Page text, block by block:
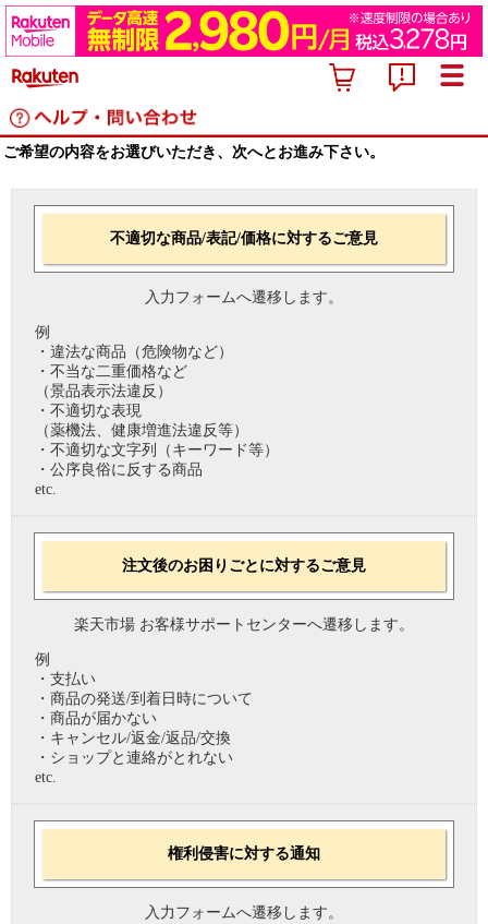
ご希望の内容をお選びいただき、次へとお進み下さい。
不適切な商品/表記/価格に対するご意見
入力フォームへ遷移します。
例
・違法な商品（危険物など）
・不当な二重価格など
（景品表示法違反）
・不適切な表現
（薬機法、健康増進法違反等）
・不適切な文字列（キーワード等）
・公序良俗に反する商品
etc.
注文後のお困りごとに対するご意見
楽天市場 お客様サポートセンターへ遷移します。
例
・支払い
・商品の発送/到着日時について
・商品が届かない
・キャンセル/返金/返品/交換
・ショップと連絡がとれない
etc.
権利侵害に対する通知
入力フォームへ遷移します。